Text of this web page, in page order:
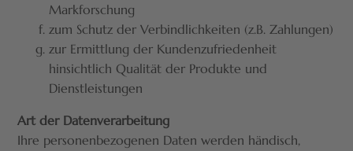
Markforschung
zum Schutz der Verbindlichkeiten (z.B. Zahlungen)
zur Ermittlung der Kundenzufriedenheit
hinsichtlich Qualität der Produkte und
Dienstleistungen
Art der Datenverarbeitung
Ihre personenbezogenen Daten werden händisch,